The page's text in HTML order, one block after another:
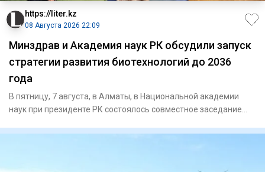
https://liter.kz
08 Августа 2026 22:09
Минздрав и Академия наук РК обсудили запуск
стратегии развития биотехнологий до 2036
года
В пятницу, 7 августа, в Алматы, в Национальной академии
наук при президенте РК состоялось совместное заседание